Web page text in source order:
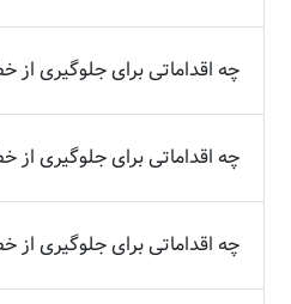
چه اقداماتی برای جلوگیری از
چه اقداماتی برای جلوگیری از
چه اقداماتی برای جلوگیری از